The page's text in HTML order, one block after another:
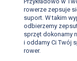
rowerze zepsuje
suport. W takim
odbierzemy
sprzęt dokonamy
i oddamy Ci Twój
rower.